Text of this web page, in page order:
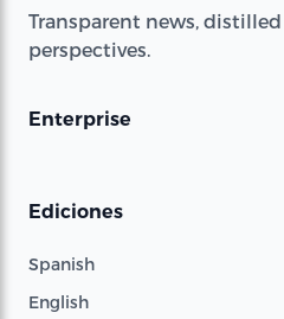
Transparent news,
perspectives.
Enterprise
Ediciones
Spanish
English